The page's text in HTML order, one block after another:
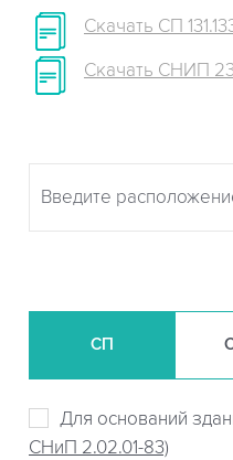
Скачать СП
Скачать СНИП
СП
Для оснований
СНиП 2.02.01-83)